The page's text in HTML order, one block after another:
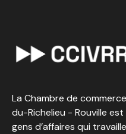
La Chambre de
du-Richelieu - Rouville
gens d’affaires qui